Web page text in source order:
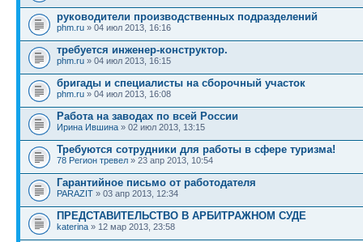
руководители производственных подразделений
phm.ru » 04 июл 2013, 16:16
требуется инженер-конструктор.
phm.ru » 04 июл 2013, 16:15
бригады и специалисты на сборочный участок
phm.ru » 04 июл 2013, 16:08
Работа на заводах по всей России
Ирина Ившина » 02 июл 2013, 13:15
Требуются сотрудники для работы в сфере туризма!
78 Регион тревел » 23 апр 2013, 10:54
Гарантийное письмо от работодателя
PARAZIT » 03 апр 2013, 12:34
ПРЕДСТАВИТЕЛЬСТВО В АРБИТРАЖНОМ СУДЕ
katerina » 12 мар 2013, 23:58